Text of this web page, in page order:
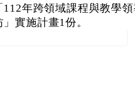
112年跨領域課程與教學
實施計畫1份。